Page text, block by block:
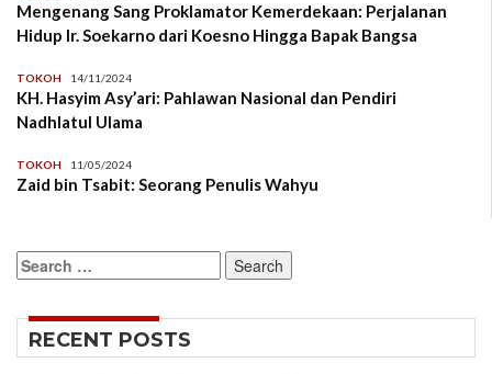
Mengenang Sang Proklamator Kemerdekaan: Perjalanan
Hidup Ir. Soekarno dari Koesno Hingga Bapak Bangsa
TOKOH 14/11/2024
KH. Hasyim Asy’ari: Pahlawan Nasional dan Pendiri
Nadhlatul Ulama
TOKOH 11/05/2024
Zaid bin Tsabit: Seorang Penulis Wahyu
Search
for:
RECENT POSTS